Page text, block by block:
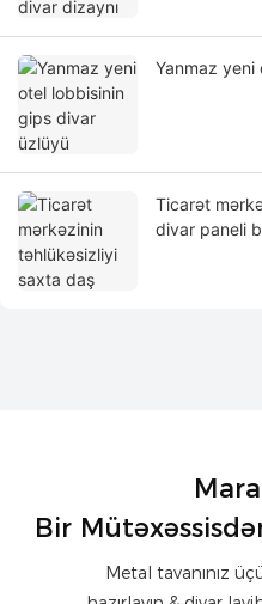
Yanmaz
Ticarət
divar paneli
Bir
Metal tavanınız